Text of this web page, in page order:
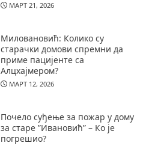
МАРТ 21, 2026
Миловановић: Колико су
старачки домови спремни да
приме пацијенте са
Алцхајмером?
МАРТ 12, 2026
Почело суђење за пожар у дому
за старе ”Ивановић” – Ко је
погрешио?